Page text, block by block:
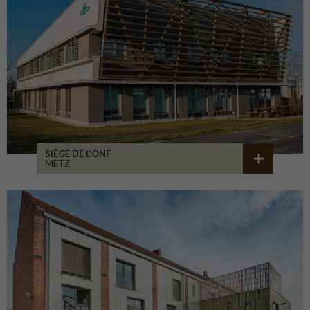
SIÈGE DE L’ONF
METZ